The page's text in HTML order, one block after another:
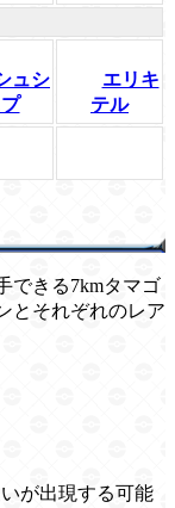
ュシ
エリキ
テル
できる7kmタマゴ
とそれぞれのレア
が出現する可能